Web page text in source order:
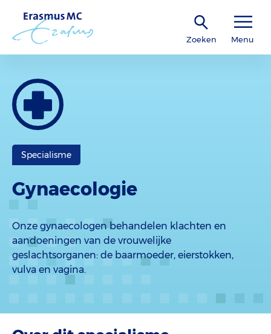
Zoeken Menu
Specialisme
Gynaecologie
Onze gynaecologen behandelen klachten en
aandoeningen van de vrouwelijke
geslachtsorganen: de baarmoeder, eierstokken,
vulva en vagina.